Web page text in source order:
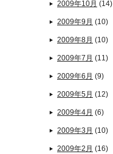
2009年10月 (14)
2009年9月 (10)
2009年8月 (10)
2009年7月 (11)
2009年6月 (9)
2009年5月 (12)
2009年4月 (6)
2009年3月 (10)
2009年2月 (16)